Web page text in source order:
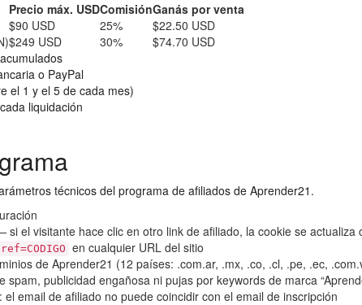
Precio máx. USDComisiónGanás por venta
$90 USD 25%
$22.50 USD
$249 USD 30%
$74.70 USD
o PayPal
el 1 y el 5 de cada mes)
liquidación
técnicos del programa de afiliados de Aprender21.
si el visitante hace clic en otro link de afiliado, la cookie se actualiza
en cualquier URL del sitio
de Aprender21 (12 países: .com.ar, .mx, .co, .cl, .pe, .ec,
spam, publicidad engañosa ni pujas por keywords de marca
el email de afiliado no puede coincidir con el email de inscripción